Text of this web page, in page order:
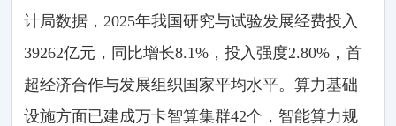
计局数据，2025年我国研究与试验发展经费投入
39262亿元，同比增长8.1%，投入强度2.80%，首
超经济合作与发展组织国家平均水平。算力基础
设施方面已建成万卡智算集群42个，智能算力规